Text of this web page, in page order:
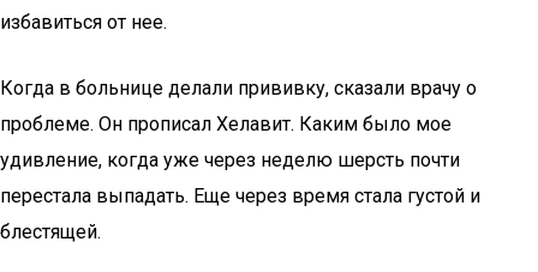
избавиться от нее.
Когда в больнице делали прививку, сказали врачу о
проблеме. Он прописал Хелавит. Каким было мое
удивление, когда уже через неделю шерсть почти
перестала выпадать. Еще через время стала густой и
блестящей.